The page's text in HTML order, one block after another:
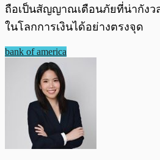
ถือเป็นสัญญาณเตือนภัยที่น่ากังว
ในโลกการเงินได้อย่างตรงจุด
bank of america